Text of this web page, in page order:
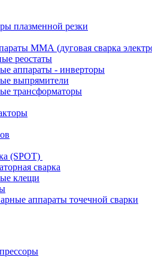
плазменной резки
ММА (дуговая сварка
реостаты
аппараты - инверторы
выпрямители
трансформаторы
(SPOT)
сварка
клещи
аппараты точечной сварки